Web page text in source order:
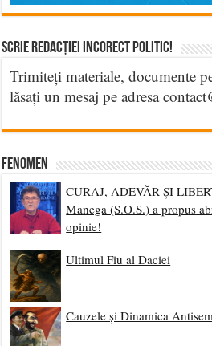
Scrie Redacției Incorect Politic!
Trimiteți materiale, documente
lăsați un mesaj pe adresa
Fenomen
CURAJ, ADEVĂR ȘI
Manega (S.O.S.) a propus
opinie!
Ultimul Fiu al Daciei
Cauzele și Dinamica